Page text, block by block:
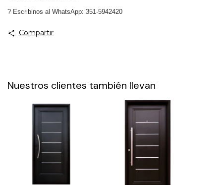
? Escribinos al WhatsApp: 351-5942420
Compartir
Nuestros clientes también llevan